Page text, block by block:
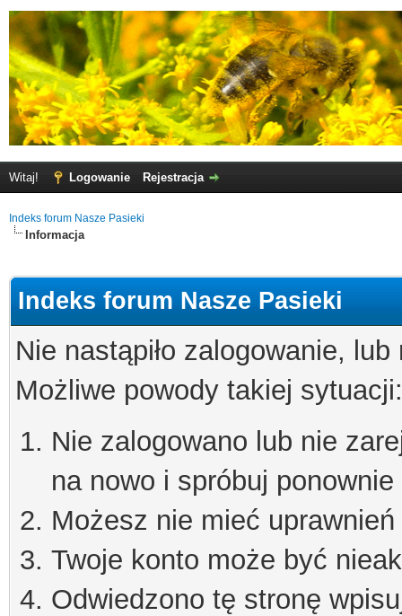
Witaj! Logowanie Rejestracja
Indeks forum Nasze Pasieki
Informacja
Indeks forum Nasze Pasieki
Nie nastąpiło zalogowanie,
Możliwe powody takiej sytuacji:
Nie zalogowano lub nie
na nowo i spróbuj ponownie
Możesz nie mieć
Twoje konto może być
Odwiedzono tę stronę